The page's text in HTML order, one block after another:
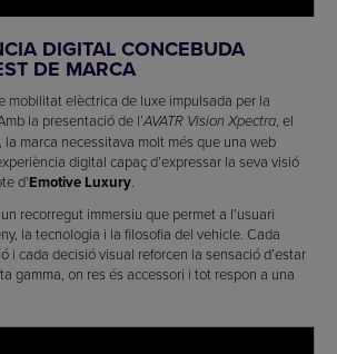
DIGITAL CONCEBUDA
DE MARCA
mobilitat elèctrica de luxe impulsada per la
la presentació de l’AVATR Vision Xpectra, el
la marca necessitava molt més que una web
digital capaç d’expressar la seva visió
d’Emotive Luxury.
recorregut immersiu que permet a l’usuari
la tecnologia i la filosofia del vehicle. Cada
i cada decisió visual reforcen la sensació d’estar
gamma, on res és accessori i tot respon a una